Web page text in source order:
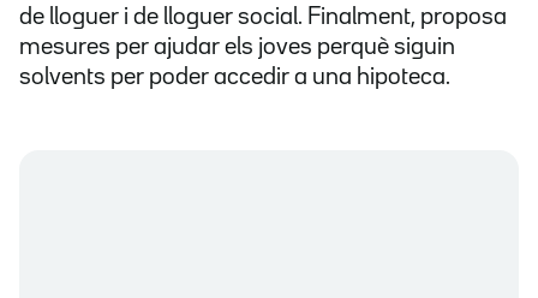
de lloguer i de lloguer social. Finalment, proposa
mesures per ajudar els joves perquè siguin
solvents per poder accedir a una hipoteca.